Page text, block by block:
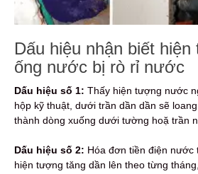
Dấu hiệu nhận biết
ống nước bị rò rỉ nước
Dấu hiệu số 1: Thấy hiện tượng nước
hộp kỹ thuật, dưới trần dần dần sẽ
thành dòng xuống dưới tường hoặ trần
Dấu hiệu số 2: Hóa đơn tiền điện nước
hiện tượng tăng dần lên theo từng